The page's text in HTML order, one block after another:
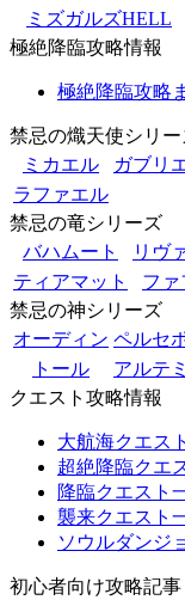
ミズガルズHELL
極絶降臨攻略情報
極絶降臨攻略
禁忌の熾天使シリー
ミカエル
ガブリ
ラファエル
禁忌の竜シリーズ
バハムート
リヴ
ティアマット
ファ
禁忌の神シリーズ
オーディン ペルセ
トール
アルテ
クエスト攻略情報
大航海クエス
超絶降臨クエ
降臨クエスト
襲来クエスト
ソウルダンジ
初心者向け攻略記事